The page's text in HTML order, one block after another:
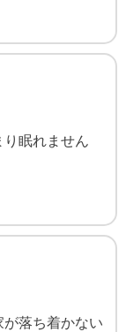
眠れません
落ち着かない